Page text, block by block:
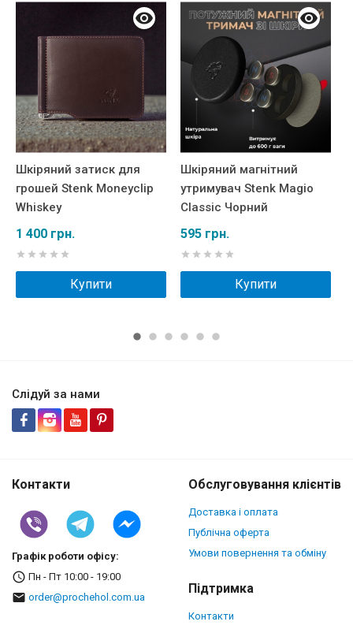
Шкіряний затиск для
грошей Stenk Moneyclip
Whiskey
1 400 грн.
Купити
Шкіряний магнітний
утримувач Stenk Magio
Classic Чорний
595 грн.
Купити
Слідуй за нами
Контакти
Графік роботи офісу:
Пн - Пт 10:00 - 19:00
order@prochehol.com.ua
Обслуговування клієнтів
Доставка і оплата
Публічна оферта
Умови повернення та обміну
Підтримка
Контакти